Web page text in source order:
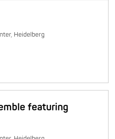
Heidelberg
featuring